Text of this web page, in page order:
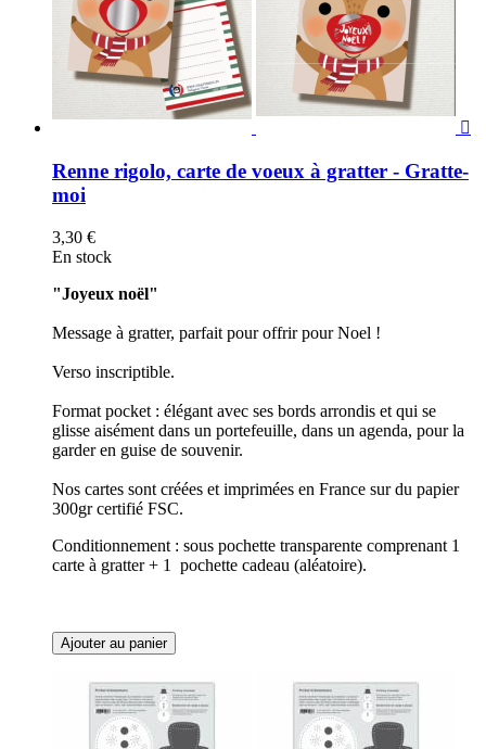

Renne rigolo, carte de voeux à gratter - Gratte-
moi
3,30 €
En stock
"Joyeux noël"
Message à gratter, parfait pour offrir pour Noel !
Verso inscriptible.
Format pocket : élégant avec ses bords arrondis et qui se
glisse aisément dans un portefeuille, dans un agenda, pour la
garder en guise de souvenir.
Nos cartes sont créées et imprimées en France sur du papier
300gr certifié FSC.
Conditionnement : sous pochette transparente comprenant 1
carte à gratter + 1 pochette cadeau (aléatoire).
Ajouter au panier